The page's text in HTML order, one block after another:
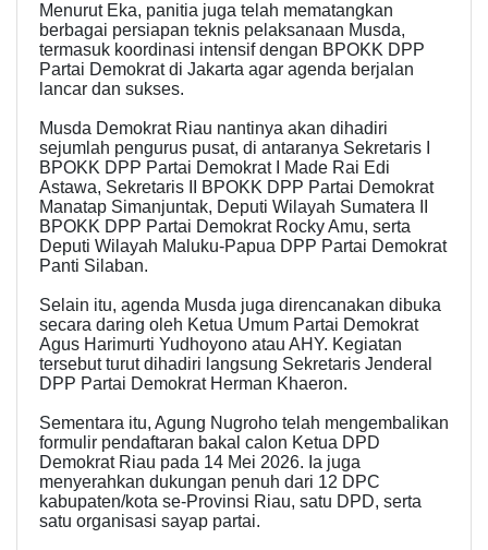
Menurut Eka, panitia juga telah mematangkan
berbagai persiapan teknis pelaksanaan Musda,
termasuk koordinasi intensif dengan BPOKK DPP
Partai Demokrat di Jakarta agar agenda berjalan
lancar dan sukses.
Musda Demokrat Riau nantinya akan dihadiri
sejumlah pengurus pusat, di antaranya Sekretaris I
BPOKK DPP Partai Demokrat I Made Rai Edi
Astawa, Sekretaris II BPOKK DPP Partai Demokrat
Manatap Simanjuntak, Deputi Wilayah Sumatera II
BPOKK DPP Partai Demokrat Rocky Amu, serta
Deputi Wilayah Maluku-Papua DPP Partai Demokrat
Panti Silaban.
Selain itu, agenda Musda juga direncanakan dibuka
secara daring oleh Ketua Umum Partai Demokrat
Agus Harimurti Yudhoyono atau AHY. Kegiatan
tersebut turut dihadiri langsung Sekretaris Jenderal
DPP Partai Demokrat Herman Khaeron.
Sementara itu, Agung Nugroho telah mengembalikan
formulir pendaftaran bakal calon Ketua DPD
Demokrat Riau pada 14 Mei 2026. Ia juga
menyerahkan dukungan penuh dari 12 DPC
kabupaten/kota se-Provinsi Riau, satu DPD, serta
satu organisasi sayap partai.